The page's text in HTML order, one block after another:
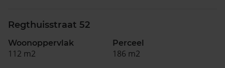
Regthuisstraat 52
Woonoppervlak
112 m2
Perceel
186 m2